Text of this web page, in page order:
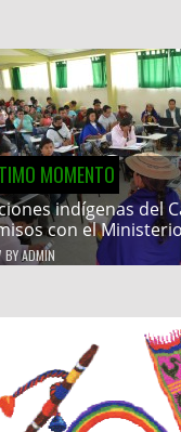
MOMENTO
indígenas del
con el
BYADMIN